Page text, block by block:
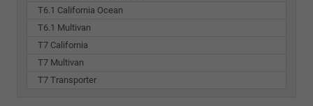
T6.1 California Ocean
T6.1 Multivan
T7 California
T7 Multivan
T7 Transporter